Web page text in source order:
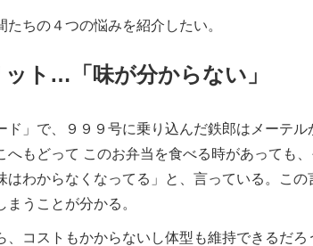
ちの４つの悩みを紹介したい。
ト…「味が分からない」
」で、９９９号に乗り込んだ鉄郎はメーテル
へもどって このお弁当を食べる時があっても
はわからなくなってる」と、言っている。この
うことが分かる。
コストもかからないし体型も維持できるだろ